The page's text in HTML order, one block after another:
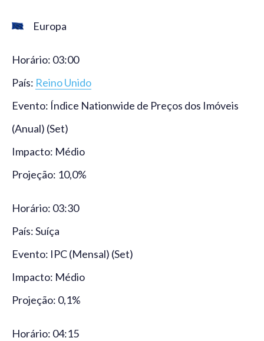
Europa
Horário: 03:00
País: Reino Unido
Evento: Índice Nationwide de Preços dos Imóveis
(Anual) (Set)
Impacto: Médio
Projeção: 10,0%
Horário: 03:30
País: Suíça
Evento: IPC (Mensal) (Set)
Impacto: Médio
Projeção: 0,1%
Horário: 04:15